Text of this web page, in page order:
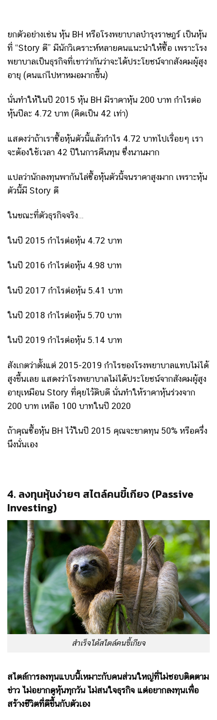
ยกตัวอย่างเช่น หุ้น BH หรือโรงพยาบาลบำรุงราษฎร์ เป็นหุ้น
ที่ “Story ดี” มีนักวิเคราะห์หลายคนแนะนำให้ซื้อ เพราะโรง
พยาบาลเป็นธุรกิจที่เขาว่ากันว่าจะได้ประโยชน์จากสังคมผู้สูง
อายุ (คนแก่ไปหาหมอมากขึ้น)
นั่นทำให้ในปี 2015 หุ้น BH มีราคาหุ้น 200 บาท กำไรต่อ
หุ้นปีละ 4.72 บาท (คิดเป็น 42 เท่า)
แสดงว่าถ้าเราซื้อหุ้นตัวนี้แล้วกำไร 4.72 บาทไปเรื่อยๆ เรา
จะต้องใช้เวลา 42 ปีในการคืนทุน ซึ่งนานมาก
แปลว่านักลงทุนพากันไล่ซื้อหุ้นตัวนี้จนราคาสูงมาก เพราะหุ้น
ตัวนี้มี Story ดี
ในขณะที่ตัวธุรกิจจริง…
ในปี 2015 กำไรต่อหุ้น 4.72 บาท
ในปี 2016 กำไรต่อหุ้น 4.98 บาท
ในปี 2017 กำไรต่อหุ้น 5.41 บาท
ในปี 2018 กำไรต่อหุ้น 5.70 บาท
ในปี 2019 กำไรต่อหุ้น 5.14 บาท
สังเกตว่าตั้งแต่ 2015-2019 กำไรของโรงพยาบาลแทบไม่ได้
สูงขึ้นเลย แสดงว่าโรงพยาบาลไม่ได้ประโยชน์จากสังคมผู้สูง
อายุเหมือน Story ที่คุยไว้ดิบดี นั่นทำให้ราคาหุ้นร่วงจาก
200 บาท เหลือ 100 บาทในปี 2020
ถ้าคุณซื้อหุ้น BH ไว้ในปี 2015 คุณจะขาดทุน 50% หรือครึ่ง
นึงนั่นเอง
4. ลงทุนหุ้นง่ายๆ สไตล์คนขี้เกียจ (Passive
Investing)
สำเร็จได้สไตล์คนขี้เกียจ
สไตล์การลงทุนแบบนี้เหมาะกับคนส่วนใหญ่ที่ไม่ชอบติดตาม
ข่าว ไม่อยากดูหุ้นทุกวัน ไม่สนใจธุรกิจ แต่อยากลงทุนเพื่อ
สร้างชีวิตที่ดีขึ้นกับตัวเอง